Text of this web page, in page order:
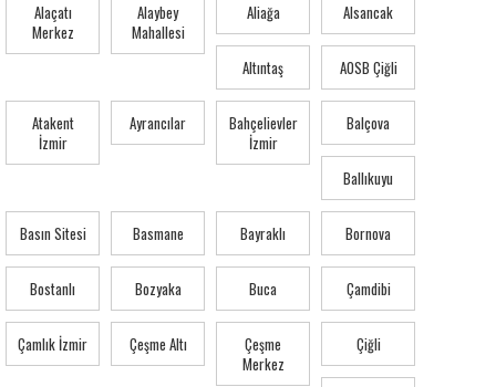
Alaçatı
Merkez
Alaybey
Mahallesi
Aliağa Alsancak
Altıntaş AOSB Çiğli
Atakent
İzmir
Ayrancılar
Bahçelievler
İzmir
Balçova
Ballıkuyu
Basın Sitesi Basmane Bayraklı Bornova
Bostanlı Bozyaka Buca Çamdibi
Çamlık İzmir Çeşme Altı
Çeşme
Merkez
Çiğli